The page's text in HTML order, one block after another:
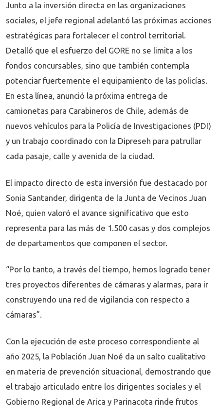
Junto a la inversión directa en las organizaciones
sociales, el jefe regional adelantó las próximas acciones
estratégicas para fortalecer el control territorial.
Detalló que el esfuerzo del GORE no se limita a los
fondos concursables, sino que también contempla
potenciar fuertemente el equipamiento de las policías.
En esta línea, anunció la próxima entrega de
camionetas para Carabineros de Chile, además de
nuevos vehículos para la Policía de Investigaciones (PDI)
y un trabajo coordinado con la Dipreseh para patrullar
cada pasaje, calle y avenida de la ciudad.
El impacto directo de esta inversión fue destacado por
Sonia Santander, dirigenta de la Junta de Vecinos Juan
Noé, quien valoró el avance significativo que esto
representa para las más de 1.500 casas y dos complejos
de departamentos que componen el sector.
“Por lo tanto, a través del tiempo, hemos logrado tener
tres proyectos diferentes de cámaras y alarmas, para ir
construyendo una red de vigilancia con respecto a
cámaras”.
Con la ejecución de este proceso correspondiente al
año 2025, la Población Juan Noé da un salto cualitativo
en materia de prevención situacional, demostrando que
el trabajo articulado entre los dirigentes sociales y el
Gobierno Regional de Arica y Parinacota rinde frutos